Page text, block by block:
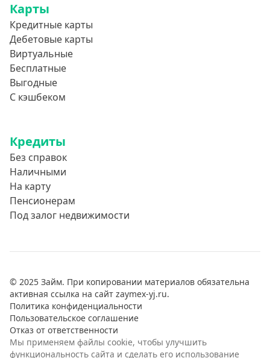
Карты
Кредитные карты
Дебетовые карты
Виртуальные
Бесплатные
Выгодные
С кэшбеком
Кредиты
Без справок
Наличными
На карту
Пенсионерам
Под залог недвижимости
© 2025 Займ. При копировании материалов обязательна
активная ссылка на сайт zaymex-yj.ru.
Политика конфиденциальности
Пользовательское соглашение
Отказ от ответственности
Мы применяем файлы cookie, чтобы улучшить
функциональность сайта и сделать его использование